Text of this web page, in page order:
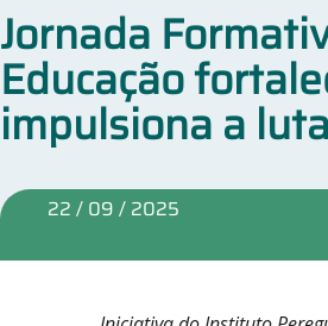
Jornada
Educação
impulsiona a
22 / 09 / 2025